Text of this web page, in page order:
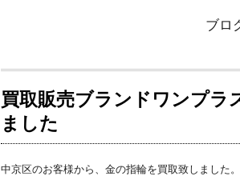
ブロ
買取販売ブランドワンプ
ました
中京区のお客様から、金の指輪を買取致しました。